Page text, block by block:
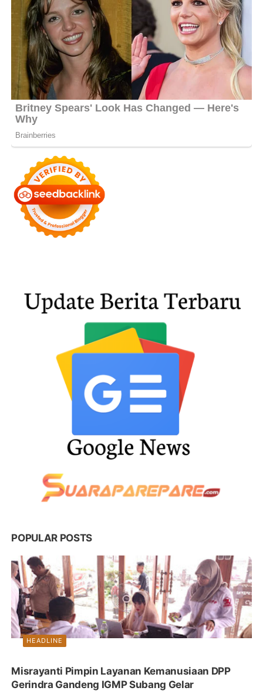
POPULAR POSTS
HEADLINE
Misrayanti Pimpin Layanan Kemanusiaan DPP
Gerindra Gandeng IGMP Subang Gelar